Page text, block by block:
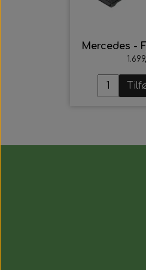
Mercedes -